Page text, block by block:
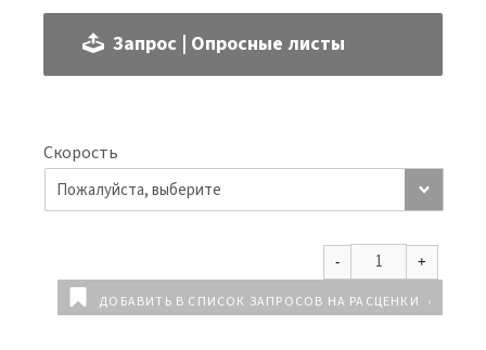
Запрос | Опросные листы
Скорость
ДОБАВИТЬ В СПИСОК ЗАПРОСОВ НА РАСЦЕНКИ